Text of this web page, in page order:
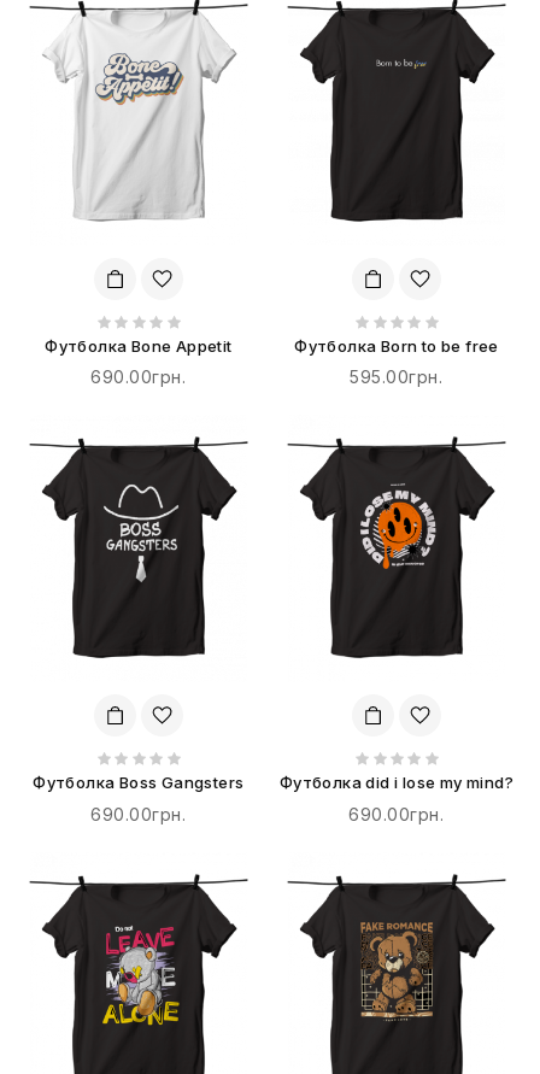
Футболка Bone Appetit
690.00грн.
Футболка Born to be free
595.00грн.
Футболка Boss Gangsters
690.00грн.
Футболка did i lose my mind?
690.00грн.